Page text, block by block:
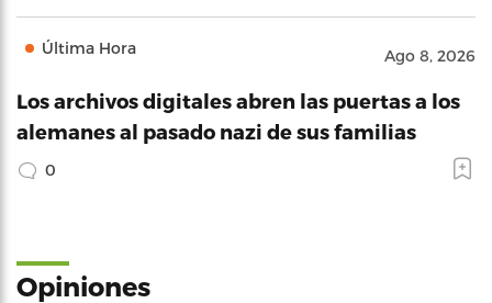
Última Hora Ago 8, 2026
Los archivos digitales abren las puertas a los
alemanes al pasado nazi de sus familias
0
Opiniones